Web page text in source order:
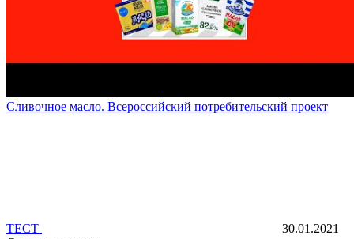
Сливочное масло. Всероссийский потребительский проект
ТЕСТ
30.01.2021